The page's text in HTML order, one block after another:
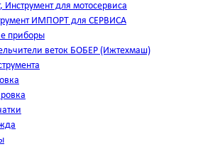
Инструмент для мотосервиса
ИМПОРТ для СЕРВИСА
приборы
веток БОБЕР (Ижтехмаш)